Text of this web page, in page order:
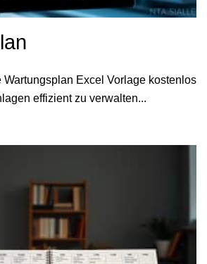
Wartungsplan Excel Vorlage kostenlos
effizient zu verwalten...